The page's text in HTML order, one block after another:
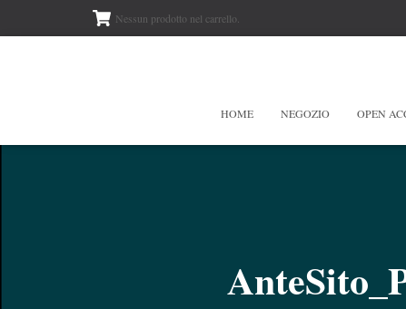
Nessun prodotto nel carrello.
HOME NEGOZIO OPEN